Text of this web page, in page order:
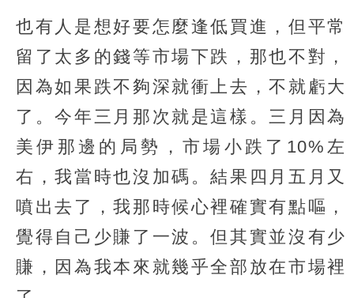
也有人是想好要怎麼逢低買進，但平常
留了太多的錢等市場下跌，那也不對，
因為如果跌不夠深就衝上去，不就虧大
了。今年三月那次就是這樣。三月因為
美伊那邊的局勢，市場小跌了10%左
右，我當時也沒加碼。結果四月五月又
噴出去了，我那時候心裡確實有點嘔，
覺得自己少賺了一波。但其實並沒有少
賺，因為我本來就幾乎全部放在市場裡